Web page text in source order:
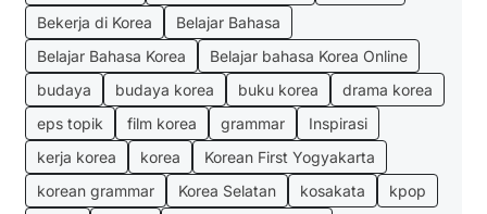
Bekerja di Korea
Belajar Bahasa
Belajar Bahasa Korea
Belajar bahasa Korea Online
budaya
budaya korea buku korea
drama korea
eps topik
film korea grammar
Inspirasi
kerja korea
korea
Korean First Yogyakarta
korean grammar
Korea Selatan kosakata
kpop